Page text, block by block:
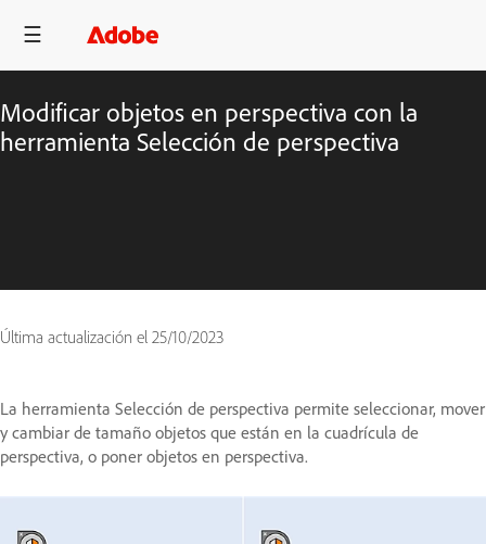
Modificar objetos en perspectiva con la
herramienta Selección de perspectiva
Última actualización el 25/10/2023
La herramienta Selección de perspectiva permite seleccionar, mover
y cambiar de tamaño objetos que están en la cuadrícula de
perspectiva, o poner objetos en perspectiva.